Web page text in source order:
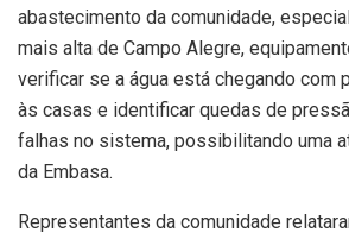
abastecimento da comunidade,
mais alta de Campo Alegre,
verificar se a água está chegando com
às casas e identificar quedas de
falhas no sistema, possibilitando uma
da Embasa.
Representantes da comunidade